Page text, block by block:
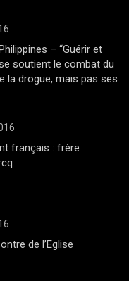
– “Guérir et
soutient le combat du
la drogue, mais pas ses
français : frère
de l’Eglise